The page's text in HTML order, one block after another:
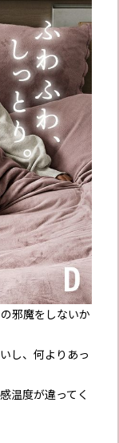
邪魔をしないか
し、何よりあっ
温度が違ってく